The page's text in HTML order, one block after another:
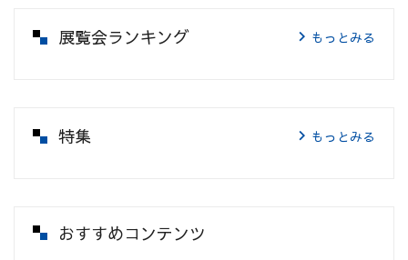
展覧会ランキング もっとみる
特集 もっとみる
おすすめコンテンツ